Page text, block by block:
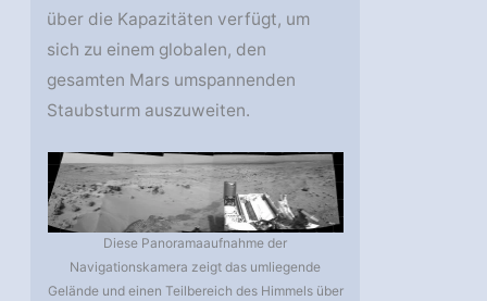
über die Kapazitäten verfügt, um
sich zu einem globalen, den
gesamten Mars umspannenden
Staubsturm auszuweiten.
Diese Panoramaaufnahme der
Navigationskamera zeigt das umliegende
Gelände und einen Teilbereich des Himmels über